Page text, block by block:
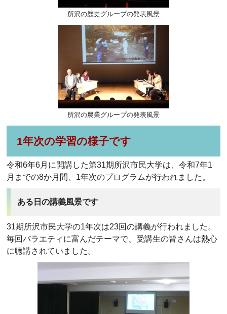
所沢の歴史グループの発表風景
所沢の農業グループの発表風景
1年次の学習の様子です
令和6年6月に開講した第31期所沢市民大学は、令和7年1
月までの8か月間、1年次のプログラムが行われました。
ある日の講義風景です
31期所沢市民大学の1年次は23回の講義が行われました。
毎回バラエティに富んだテーマで、受講生の皆さんは熱心
に聴講されていました。